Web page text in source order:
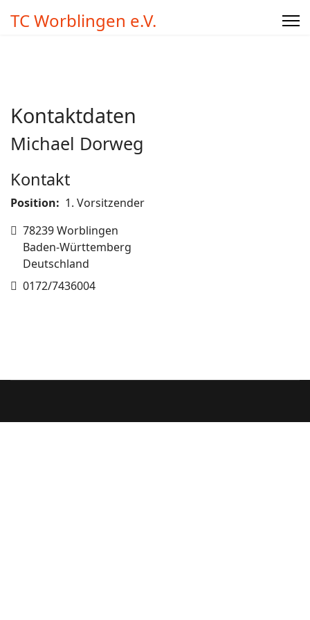
TC Worblingen e.V.
Kontaktdaten
Michael Dorweg
Kontakt
Position: 1. Vorsitzender
Adresse
78239 Worblingen
Baden-Württemberg
Deutschland
Telefon
0172/7436004